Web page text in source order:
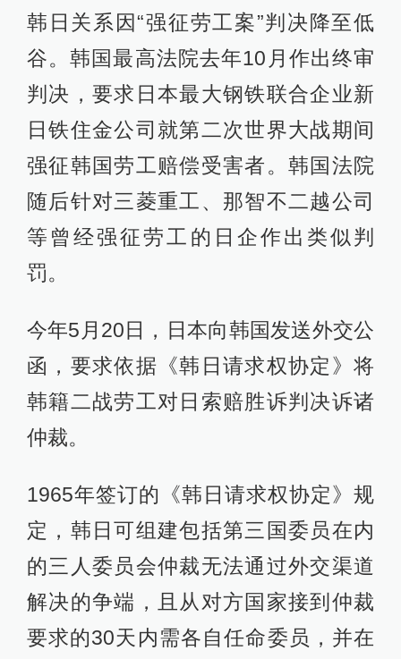
韩日关系因“强征劳工案”判决降至低
谷。韩国最高法院去年10月作出终审
判决，要求日本最大钢铁联合企业新
日铁住金公司就第二次世界大战期间
强征韩国劳工赔偿受害者。韩国法院
随后针对三菱重工、那智不二越公司
等曾经强征劳工的日企作出类似判
罚。
今年5月20日，日本向韩国发送外交公
函，要求依据《韩日请求权协定》将
韩籍二战劳工对日索赔胜诉判决诉诸
仲裁。
1965年签订的《韩日请求权协定》规
定，韩日可组建包括第三国委员在内
的三人委员会仲裁无法通过外交渠道
解决的争端，且从对方国家接到仲裁
要求的30天内需各自任命委员，并在